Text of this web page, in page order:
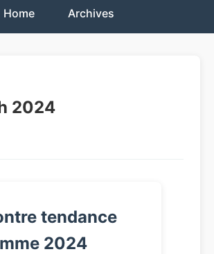
Home Archives
2024
tendance
2024